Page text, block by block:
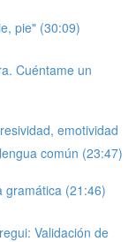
pie" (30:09)
Cuéntame un
emotividad
común (23:47)
gramática (21:46)
Validación de